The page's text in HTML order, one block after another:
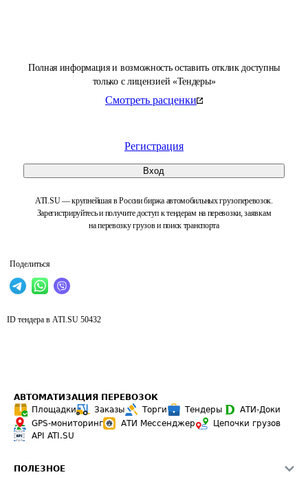
Полная информация и возможность оставить отклик доступны
только с лицензией «Тендеры»
Смотреть расценки
Регистрация
Вход
ATI.SU — крупнейшая в России биржа автомобильных грузоперевозок.
Зарегистрируйтесь и получите доступ к тендерам на перевозки, заявкам
на перевозку грузов и поиск транспорта
Поделиться
ID тендера в ATI.SU 50432
АВТОМАТИЗАЦИЯ ПЕРЕВОЗОК
Площадки
Заказы Торги Тендеры
АТИ-Доки
GPS-мониторинг
АТИ Мессенджер
Цепочки грузов
API ATI.SU
ПОЛЕЗНОЕ